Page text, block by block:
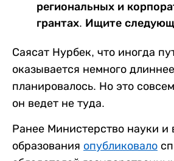
региональных и
грантах. Ищите
Саясат Нурбек, что иногда
оказывается немного
планировалось. Но это
он ведет не туда.
Ранее Министерство науки и
образования опубликовало